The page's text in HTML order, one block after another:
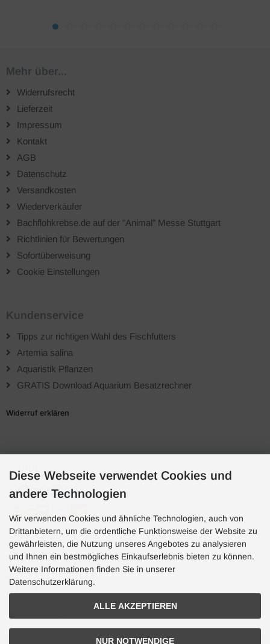
Mehr über...
Widerrufsrecht
Lieferzeit
Impressum
Kontakt
AGB
Datenschutz
Versandkosten
Wiederverkäufer
Bachflohkrebse.de auf der "Animal" Messe Stuttgart
Richtlinien für Bewertungen
Sofortüberweisung
Cookie Einstellungen
Kundenservice
Tipps zur richtigen Wahl des Fischfutters
Artemia salina
Aquaristik Pflanzen
GRATIS Download Aquarium Besatzrechner
Widerruf erklären
Zahlungsarten
Hotline
Hotline
(10:30-15:00 Uhr)
Diese Webseite verwendet Cookies und
andere Technologien
Wir verwenden Cookies und ähnliche Technologien, auch von
Drittanbietern, um die ordentliche Funktionsweise der Website zu
gewährleisten, die Nutzung unseres Angebotes zu analysieren
und Ihnen ein bestmögliches Einkaufserlebnis bieten zu können.
Weitere Informationen finden Sie in unserer
Datenschutzerklärung.
ALLE AKZEPTIEREN
NUR NOTWENDIGE